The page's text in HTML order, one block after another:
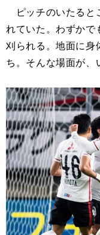
ピッチのいたると
れていた。わずかで
刈られる。地面に身
ち。そんな場面が、